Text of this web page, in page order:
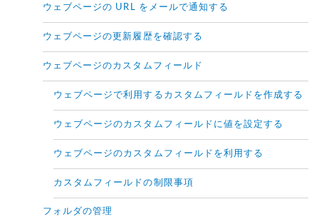
ウェブページの URL をメールで通知する
ウェブページの更新履歴を確認する
ウェブページのカスタムフィールド
ウェブページで利用するカスタムフィールドを作成する
ウェブページのカスタムフィールドに値を設定する
ウェブページのカスタムフィールドを利用する
カスタムフィールドの制限事項
フォルダの管理